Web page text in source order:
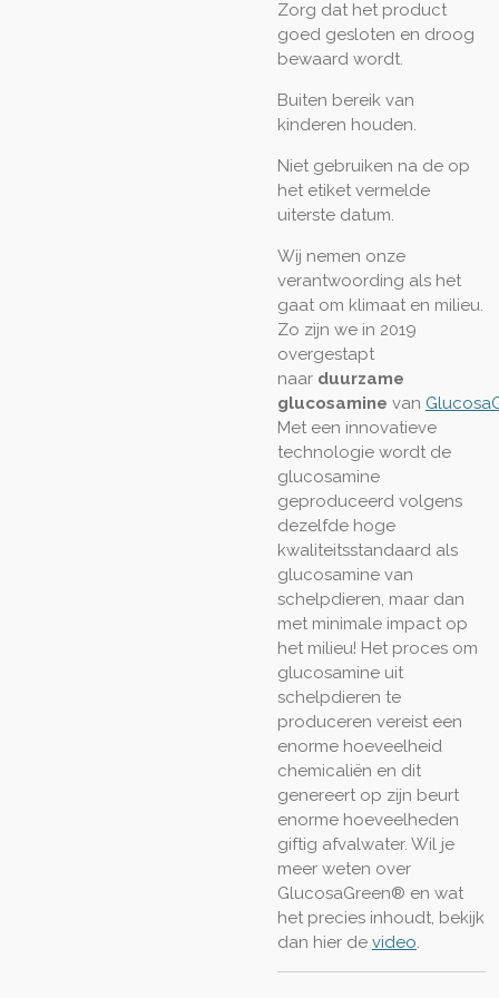
Zorg dat het product
goed gesloten en droog
bewaard wordt.
Buiten bereik van
kinderen houden.
Niet gebruiken na de op
het etiket vermelde
uiterste datum.
Wij nemen onze
verantwoording als het
gaat om klimaat en milieu.
Zo zijn we in 2019
overgestapt
naar duurzame
glucosamine van
Met een innovatieve
technologie wordt de
glucosamine
geproduceerd volgens
dezelfde hoge
kwaliteitsstandaard als
glucosamine van
schelpdieren, maar dan
met minimale impact op
het milieu! Het proces om
glucosamine uit
schelpdieren te
produceren vereist een
enorme hoeveelheid
chemicaliën en dit
genereert op zijn beurt
enorme hoeveelheden
giftig afvalwater. Wil je
meer weten over
GlucosaGreen® en wat
het precies inhoudt, bekijk
dan hier de video.